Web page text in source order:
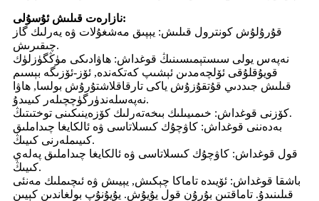
نازارەت قىلىش ئۇسۇلى:
قۇرۇلۇش كونترول قىلىش: يېپىق مەشغۇلات ۋە يەرلىك گاز
چىقىرىش.
نەپەس يولى سىستېمىسىنىڭ قوغداش: ھاۋادىكى مۈڭگۈزلۈك
قويۇقلۇقى ئۆلچەمدىن ئېشىپ كەتكەندە, ئۆز-ئۆزىگە بېسىم
قىلىش جىددىي قۇتقۇزۇش ياكى تارقاقلاشتۇرۇش بولسا, ھاۋا
نەپەسلەندۈرگۈچچىلەر كىيىدۇ.
كۆزنى قوغداش: خىمىيىلىك بىخەتەرلىك كۆزەينىكىنى توختىتىڭ.
بەدەننى قوغداش: كاۋچۇك كىسلاتاسى ۋە ئالكايغا چىداملىق
كىيىملەرنى كىيىڭ.
قول قوغداش: كاۋچۇك كىسلاتاسى ۋە ئالكايغا چىداملىق پەلەي
كىيىڭ.
باشقا قوغداش: ئۆيىدە تاماكا چېكىش, يېيىش ۋە ئىچىملىك ​​مەنئى
قىلىنىدۇ. تاماقتىن بۇرۇن قول يۇيۇش. يۇيۇنۇپ بولغاندىن كېيىن